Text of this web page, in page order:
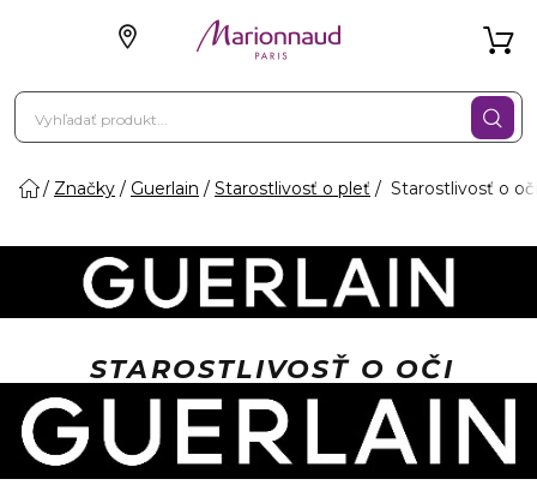
Značky Guerlain Starostlivosť o pleť Starostlivosť o oči
STAROSTLIVOSŤ O OČI